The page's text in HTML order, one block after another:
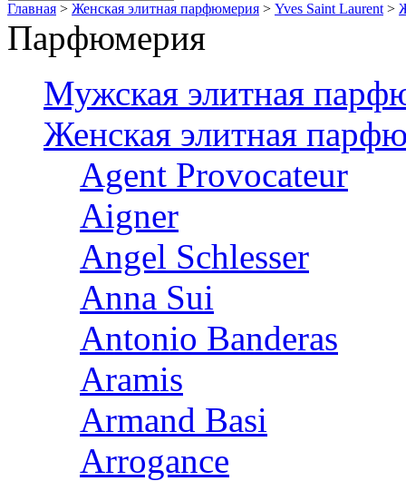
Главная > Женская элитная парфюмерия > Yves Saint Laurent >
Парфюмерия
Мужская элитная
Женская элитная
Agent Provocateur
Aigner
Angel Schlesser
Anna Sui
Antonio Banderas
Aramis
Armand Basi
Arrogance